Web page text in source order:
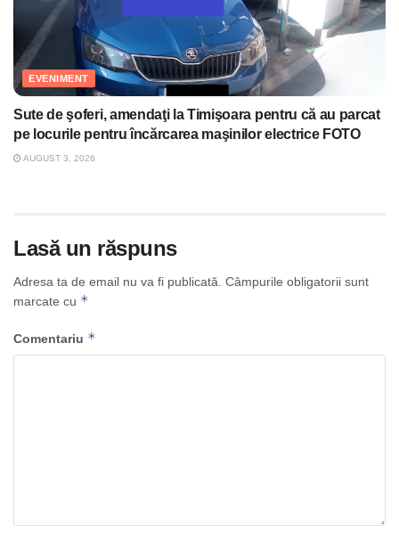
EVENIMENT
Sute de şoferi, amendaţi la Timişoara pentru că au parcat
pe locurile pentru încărcarea maşinilor electrice FOTO
AUGUST 3, 2026
Lasă un răspuns
Adresa ta de email nu va fi publicată. Câmpurile obligatorii sunt
marcate cu *
Comentariu *